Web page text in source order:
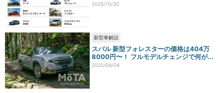
2025/10/30
新型車解説
スバル 新型フォレスターの価格は404万
8000円〜！ フルモデルチェンジで何が...
2025/04/04